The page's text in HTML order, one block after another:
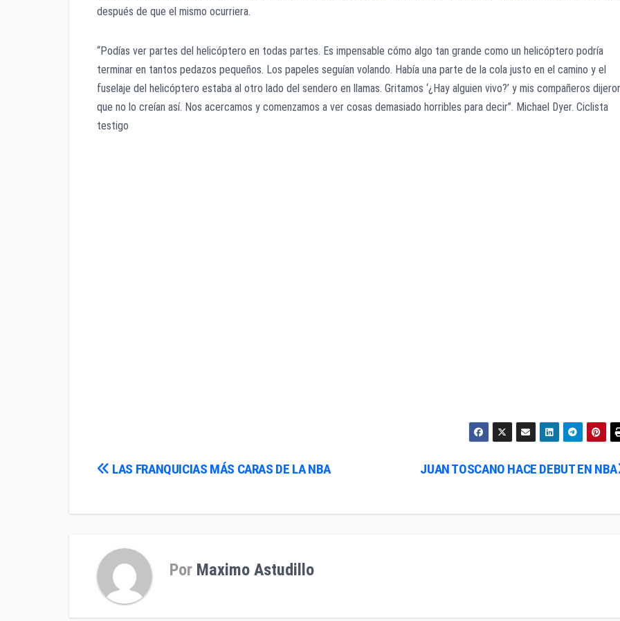
después de que el mismo ocurriera.
“Podías ver partes del helicóptero en todas partes. Es impensable cómo algo tan grande como un helicóptero podría
terminar en tantos pedazos pequeños. Los papeles seguían volando. Había una parte de la cola justo en el camino y el
fuselaje del helicóptero estaba al otro lado del sendero en llamas. Gritamos ‘¿Hay alguien vivo?’ y mis compañeros
que no lo creían así. Nos acercamos y comenzamos a ver cosas demasiado horribles para decir”. Michael Dyer. Ciclista
testigo
Navegación
JUAN TOSCANO HACE DEBUT EN NBA
LAS FRANQUICIAS MÁS CARAS DE LA NBA
Por Maximo Astudillo